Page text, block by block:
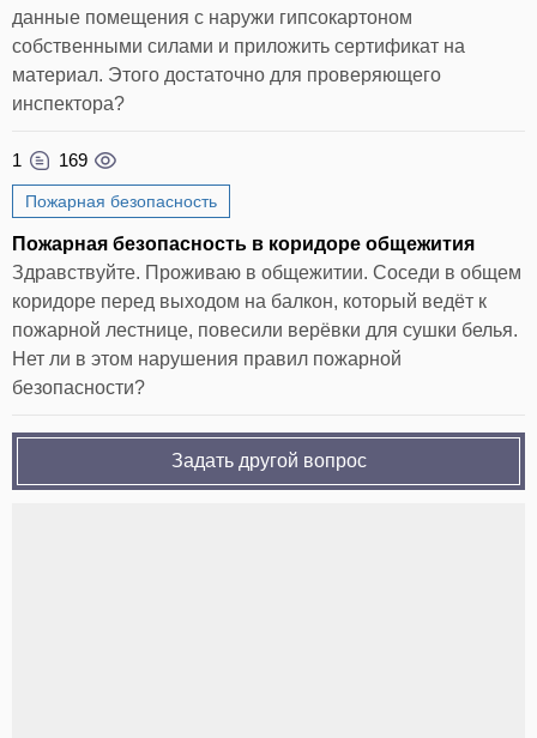
данные помещения с наружи гипсокартоном
собственными силами и приложить сертификат на
материал. Этого достаточно для проверяющего
инспектора?
1 169
Пожарная безопасность
Пожарная безопасность в коридоре общежития
Здравствуйте. Проживаю в общежитии. Соседи в общем
коридоре перед выходом на балкон, который ведёт к
пожарной лестнице, повесили верёвки для сушки белья.
Нет ли в этом нарушения правил пожарной
безопасности?
Задать другой вопрос